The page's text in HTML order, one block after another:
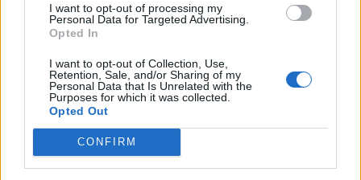
I want to opt-out of processing my
Personal Data for Targeted Advertising.
Opted In
I want to opt-out of Collection, Use,
Retention, Sale, and/or Sharing of my
Personal Data that Is Unrelated with the
Purposes for which it was collected.
Opted Out
CONFIRM
Du liebst Autos? Dann lieshier weiter.
Alles zum neuen Škoda Elroq RS findest du
Fotos: © Škoda
Tags: Marcantonio
Petra Debnárová
Škoda
Škoda Elroq RS